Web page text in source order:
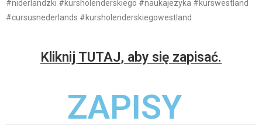
#niderlandzki #kursholenderskiego #naukajezyka #kurswestland
#cursusnederlands #kursholenderskiegowestland
Kliknij TUTAJ, aby się zapisać.
ZAPISY